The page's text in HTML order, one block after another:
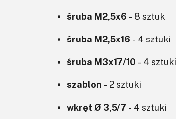
śruba M2,5x6 - 8 sztuk
śruba M2,5x16 - 4 sztuki
śruba M3x17/10 - 4 sztuki
szablon - 2 sztuki
wkręt Ø 3,5/7 - 4 sztuki